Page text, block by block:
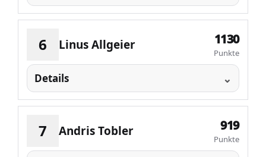
6 Linus Allgeier 1130
Punkte
Details
7 Andris Tobler 919
Punkte